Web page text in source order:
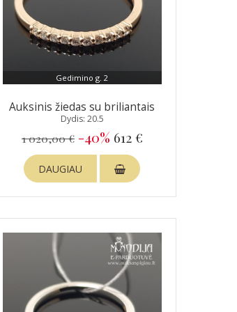
Gedimino g. 2
Auksinis žiedas su briliantais
Dydis: 20.5
1 020,00 € -40% 612 €
DAUGIAU